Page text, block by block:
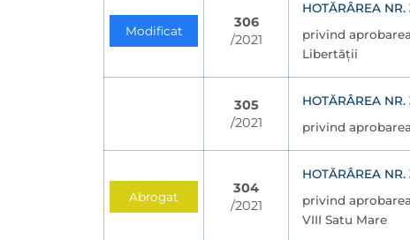
Modificat
306
/2021
HOTĂRÂREA NR.
privind
Libertății
305
/2021
HOTĂRÂREA NR.
privind
Abrogat
304
/2021
HOTĂRÂREA NR.
privind
VIII Satu Mare